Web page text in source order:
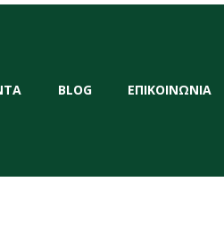
BLOG ΕΠΙΚΟΙΝΩΝΙΑ